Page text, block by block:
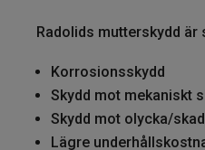
Radolids mutterskydd är
Korrosionsskydd
Skydd mot mekaniskt
Skydd mot olycka/
Lägre